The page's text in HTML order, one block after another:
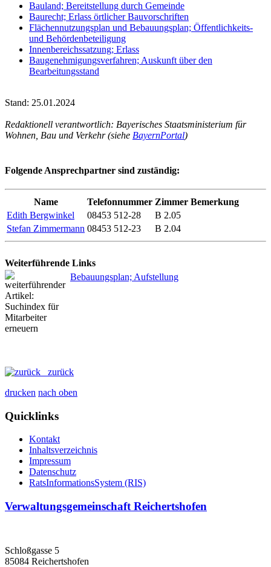
Bauland; Bereitstellung durch Gemeinde
Baurecht; Erlass örtlicher Bauvorschriften
Flächennutzungsplan und Bebauungsplan; Öffentlichkeits-
und Behördenbeteiligung
Innenbereichssatzung; Erlass
Baugenehmigungsverfahren; Auskunft über den
Bearbeitungsstand
Stand: 25.01.2024
Redaktionell verantwortlich: Bayerisches Staatsministerium für
Wohnen, Bau und Verkehr (siehe BayernPortal)
Folgende Ansprechpartner sind zuständig:
Name Telefonnummer Zimmer Bemerkung
Edith Bergwinkel
08453 512-28
B 2.05
Stefan Zimmermann 08453 512-23 B 2.04
Weiterführende Links
Bebauungsplan; Aufstellung
zurück
drucken nach oben
Quicklinks
Kontakt
Inhaltsverzeichnis
Impressum
Datenschutz
RatsInformationsSystem (RIS)
Verwaltungsgemeinschaft Reichertshofen
Schloßgasse 5
85084 Reichertshofen